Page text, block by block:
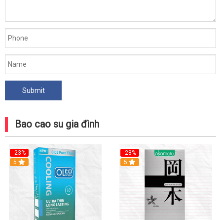
Bao cao su gia đình
-23%
5
-28%
Hot
5